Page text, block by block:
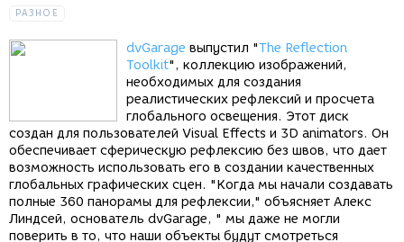
РАЗНОЕ
dvGarage выпустил "The Reflection
Toolkit", коллекцию изображений,
необходимых для создания
реалистических рефлексий и просчета
глобального освещения. Этот диск
создан для пользователей Visual Effects и 3D animators. Он
обеспечивает сферическую рефлексию без швов, что дает
возможность использовать его в создании качественных
глобальных графических сцен. "Когда мы начали создавать
полные 360 панорамы для рефлексии," объясняет Алекс
Линдсей, основатель dvGarage, " мы даже не могли
поверить в то, что наши объекты будут смотреться